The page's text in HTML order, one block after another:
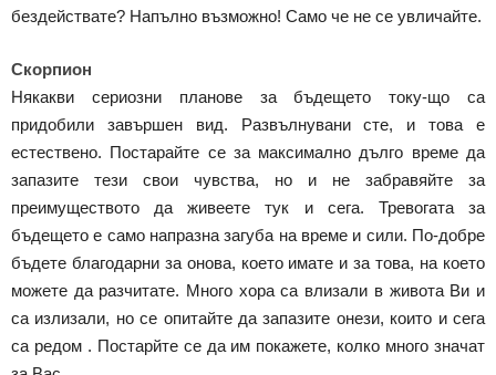
бездействате? Напълно възможно! Само че не се увличайте.
Скорпион
Някакви сериозни планове за бъдещето току-що са
придобили завършен вид. Развълнувани сте, и това е
естествено. Постарайте се за максимално дълго време да
запазите тези свои чувства, но и не забравяйте за
преимуществото да живеете тук и сега. Тревогата за
бъдещето е само напразна загуба на време и сили. По-добре
бъдете благодарни за онова, което имате и за това, на което
можете да разчитате. Много хора са влизали в живота Ви и
са излизали, но се опитайте да запазите онези, които и сега
са редом . Постарйте се да им покажете, колко много значат